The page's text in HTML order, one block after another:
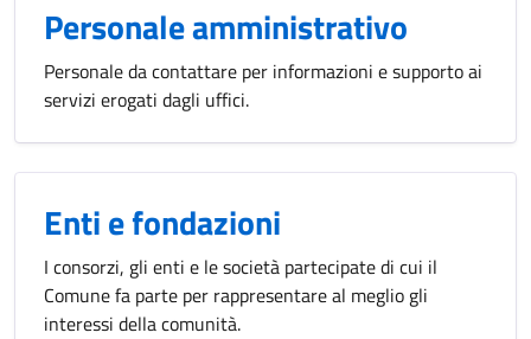
Personale amministrativo
Personale da contattare per informazioni e supporto ai
servizi erogati dagli uffici.
Enti e fondazioni
I consorzi, gli enti e le società partecipate di cui il
Comune fa parte per rappresentare al meglio gli
interessi della comunità.